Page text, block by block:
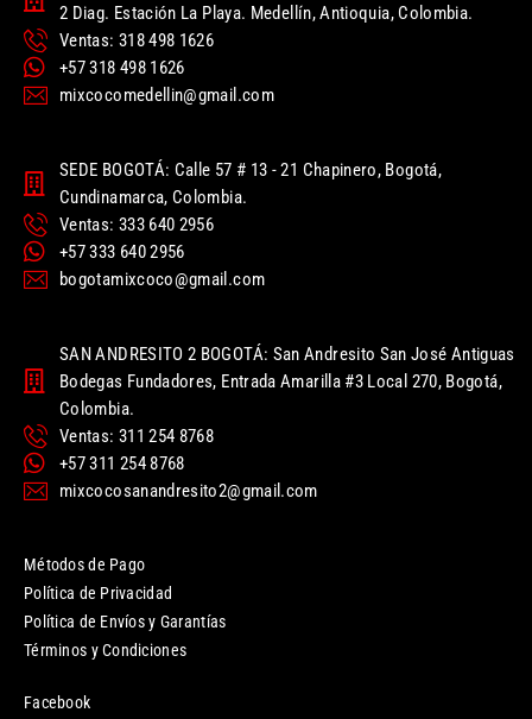
2 Diag. Estación La Playa. Medellín, Antioquia, Colombia.
Ventas: 318 498 1626
+57 318 498 1626
mixcocomedellin@gmail.com
SEDE BOGOTÁ: Calle 57 # 13 - 21 Chapinero, Bogotá,
Cundinamarca, Colombia.
Ventas: 333 640 2956
+57 333 640 2956
bogotamixcoco@gmail.com
SAN ANDRESITO 2 BOGOTÁ: San Andresito San José Antiguas
Bodegas Fundadores, Entrada Amarilla #3 Local 270, Bogotá,
Colombia.
Ventas: 311 254 8768
+57 311 254 8768
mixcocosanandresito2@gmail.com
Métodos de Pago
Política de Privacidad
Política de Envíos y Garantías
Términos y Condiciones
Facebook